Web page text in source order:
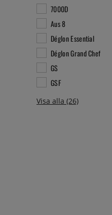
7000D
Aus 8
Déglon Essential
Déglon Grand Chef
GS
GSF